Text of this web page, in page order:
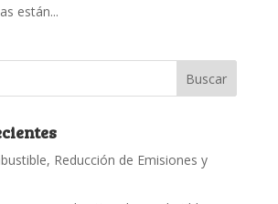
están...
Reducción de Emisiones y